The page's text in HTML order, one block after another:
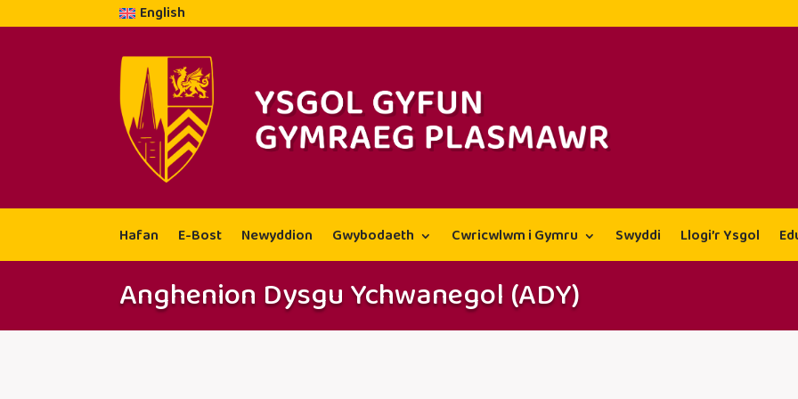
English
Hafan E-Bost Newyddion Gwybodaeth Cwricwlwm i Gymru Swyddi Llogi’r Ysgol
Anghenion Dysgu Ychwanegol (ADY)